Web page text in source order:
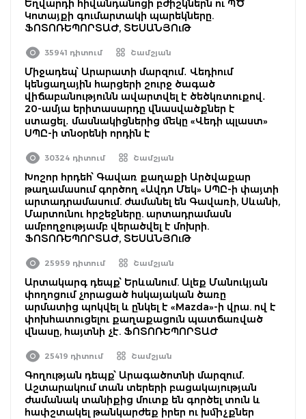
Եղվարդի հիվանդանոցի բժիշկներն ու ՊԾ
Կոտայքի գումարտակի պարեկները.
ՖՈՏՈՌԵՊՈՐՏԱԺ, ՏԵՍԱՆՅՈւԹ
35941 դիտում Շամշյան
Միջադեպ՝ Արարատի մարզում․ Վեդիում
կենցաղային հարցերի շուրջ ծագած
վիճաբանությունն ավարտվել է ծեծկռտուքով․
20-ամյա երիտասարդը վնասվածքներ է
ստացել․ մասնակիցներից մեկը «Վեդի պլաստ»
ՍՊԸ-ի տնօրենի որդին է
30324 դիտում Շամշյան
Խոշոր հրդեհ՝ Գավառ քաղաքի Արծվաքար
թաղամասում գործող «Ավդո Մեկ» ՍՊԸ-ի փայտի
արտադրամասում. ժամանել են Գավառի, Սևանի,
Մարտունու հրշեջները. արտադրամասն
ամբողջությամբ վերածվել է մոխրի.
ՖՈՏՈՌԵՊՈՐՏԱԺ, ՏԵՍԱՆՅՈւԹ
25959 դիտում Շամշյան
Արտակարգ դեպք՝ Երևանում. Ալեք Մանուկյան
փողոցում չորացած հսկայական ծառը
արմատից պոկվել և ընկել է «Mazda»-ի վրա. ով է
փոխհատուցելու քաղաքացուն պատճառված
վնասը, հայտնի չէ. ՖՈՏՈՌԵՊՈՐՏԱԺ
25419 դիտում Շամշյան
Գողության դեպք՝ Արագածոտնի մարզում․
Աշտարակում տան տերերի բացակայության
ժամանակ տանիքից մուտք են գործել տուն և
հափշտակել թանկարժեք իրեր ու խմիչքներ